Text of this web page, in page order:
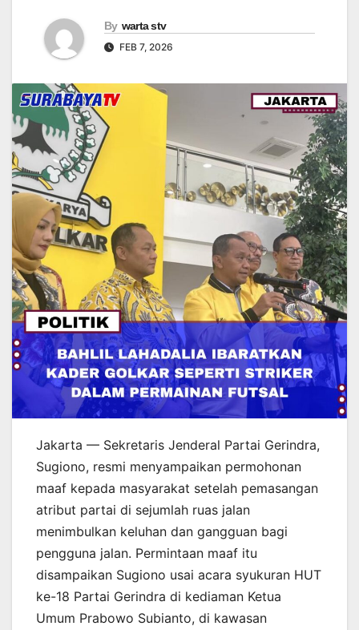
By warta stv
FEB 7, 2026
Jakarta — Sekretaris Jenderal Partai Gerindra,
Sugiono, resmi menyampaikan permohonan
maaf kepada masyarakat setelah pemasangan
atribut partai di sejumlah ruas jalan
menimbulkan keluhan dan gangguan bagi
pengguna jalan. Permintaan maaf itu
disampaikan Sugiono usai acara syukuran HUT
ke-18 Partai Gerindra di kediaman Ketua
Umum Prabowo Subianto, di kawasan